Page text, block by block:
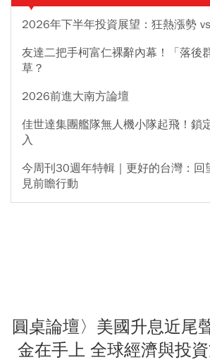
2026年下半年投資展望：狂熱漲勢
友達二把手柯富仁裸辭內幕！「落後
草？
2026前進大南方論壇
佳世達集團艦隊無人機小隊起飛！鎖
入
今周刊30週年特輯｜更好的台灣：回
見前瞻行動
圓桌論壇〉美國升息近尾
金在手上 全球經濟與投